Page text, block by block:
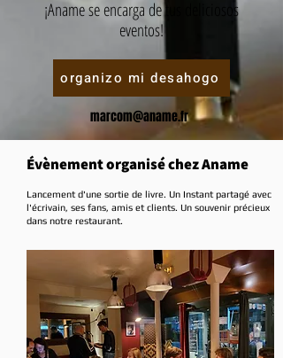
¡Aname se encarga de tus deliciosos
eventos!
organizo mi desahogo
marcom@aname.fr
Évènement organisé chez Aname
Lancement d'une sortie de livre. Un Instant partagé avec
l'écrivain, ses fans, amis et clients. Un souvenir précieux
dans notre restaurant.